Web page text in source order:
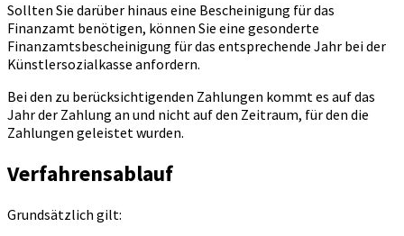
Sollten Sie darüber hinaus eine Bescheinigung für das
Finanzamt benötigen, können Sie eine gesonderte
Finanzamtsbescheinigung für das entsprechende Jahr bei der
Künstlersozialkasse anfordern.
Bei den zu berücksichtigenden Zahlungen kommt es auf das
Jahr der Zahlung an und nicht auf den Zeitraum, für den die
Zahlungen geleistet wurden.
Verfahrensablauf
Grundsätzlich gilt: